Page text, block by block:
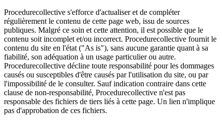
Procedurecollective s'efforce d'actualiser et de compléter
régulièrement le contenu de cette page web, issu de sources
publiques. Malgré ce soin et cette attention, il est possible que le
contenu soit incomplet et/ou incorrect. Procedurecollective fournit le
contenu du site en l'état ("As is"), sans aucune garantie quant à sa
fiabilité, son adéquation à un usage particulier ou autre.
Procedurecollective décline toute responsabilité pour les dommages
causés ou susceptibles d'être causés par l'utilisation du site, ou par
l'impossibilité de le consulter. Sauf indication contraire dans cette
clause de non-responsabilité, Procedurecollective n'est pas
responsable des fichiers de tiers liés à cette page. Un lien n'implique
pas d'approbation de ces fichiers.